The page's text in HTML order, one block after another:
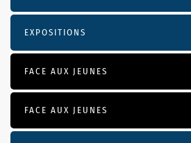
EXPOSITIONS
FACE AUX JEUNES
FACE AUX JEUNES